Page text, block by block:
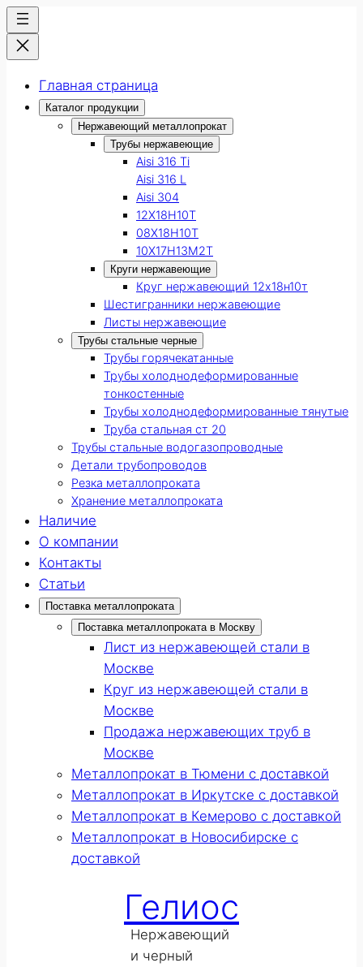
Главная страница
Каталог продукции
Нержавеющий металлопрокат
Трубы нержавеющие
Aisi 316 Ti
Aisi 316 L
Aisi 304
12Х18Н10Т
08Х18Н10Т
10Х17Н13М2Т
Круги нержавеющие
Круг нержавеющий 12х18н10т
Шестигранники нержавеющие
Листы нержавеющие
Трубы стальные черные
Трубы горячекатанные
Трубы холоднодеформированные
тонкостенные
Трубы холоднодеформированные тянутые
Труба стальная ст 20
Трубы стальные водогазопроводные
Детали трубопроводов
Резка металлопроката
Хранение металлопроката
Наличие
О компании
Контакты
Статьи
Поставка металлопроката
Поставка металлопроката в Москву
Лист из нержавеющей стали в
Москве
Круг из нержавеющей стали в
Москве
Продажа нержавеющих труб в
Москве
Металлопрокат в Тюмени с доставкой
Металлопрокат в Иркутске с доставкой
Металлопрокат в Кемерово с доставкой
Металлопрокат в Новосибирске с
доставкой
Гелиос
Нержавеющий
и черный